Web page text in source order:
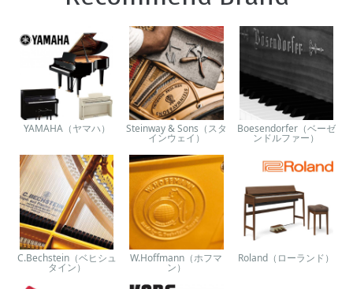
YAMAHA（ヤマハ） Steinway & Sons（スタ
インウェイ）
Boesendorfer（ベーゼ
ンドルファー）
C.Bechstein（ベヒシュ
タイン）
W.Hoffmann（ホフマ
ン）
Roland（ローランド）